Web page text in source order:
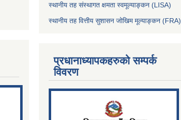
स्थानीय तह संस्थागत क्षमता स्वमूल्याङ्कन (LISA)
स्थानीय तह वित्तीय सुशासन जोखिम मूल्याङ्कन (FRA)
प्रधानाध्यापकहरुको सम्पर्क
विवरण